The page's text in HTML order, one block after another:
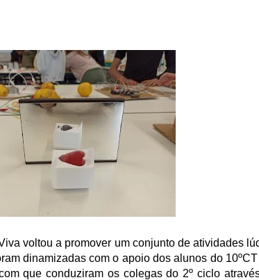
voltou a promover um conjunto de atividades
dinamizadas com o apoio dos alunos do
que conduziram os colegas do 2º ciclo